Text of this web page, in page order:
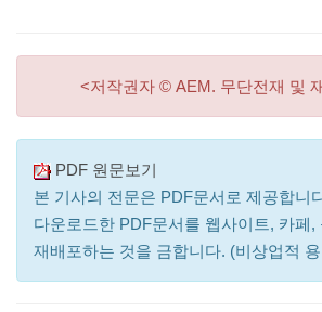
<저작권자 © AEM. 무단전재 및
PDF 원문보기
본 기사의 전문은 PDF문서로 제공합니
다운로드한 PDF문서를 웹사이트, 카페,
재배포하는 것을 금합니다. (비상업적